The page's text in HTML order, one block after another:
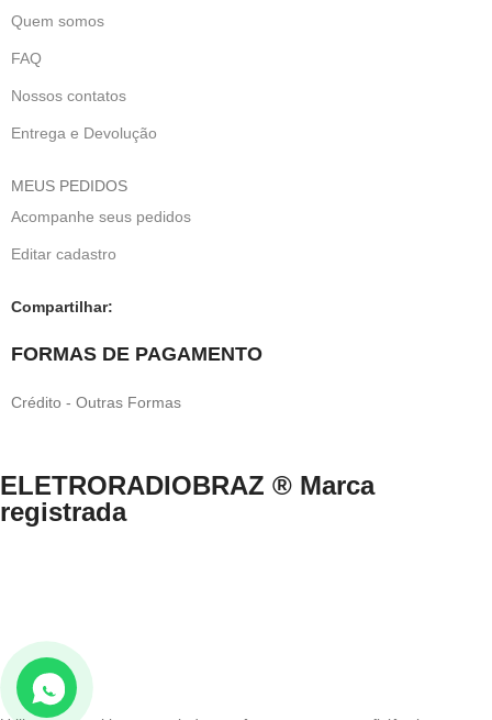
Quem somos
FAQ
Nossos contatos
Entrega e Devolução
MEUS PEDIDOS
Acompanhe seus pedidos
Editar cadastro
Compartilhar:
FORMAS DE PAGAMENTO
Crédito - Outras Formas
ELETRORADIOBRAZ ® Marca
registrada
Av. Francisco Matarazzo, nº 891, Água Branca, São Paulo/SP – Brasil
– CEP 05001-000 .